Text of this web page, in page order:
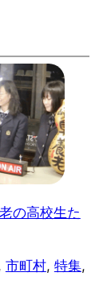
の高校生た
市町村, 特集